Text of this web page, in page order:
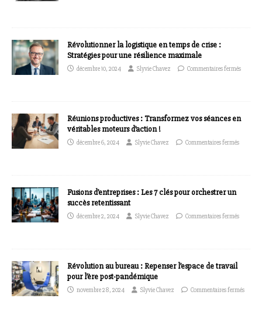
Révolutionner la logistique en temps de crise :
Stratégies pour une résilience maximale
décembre 10, 2024 Slyvie Chavez Commentaires fermés
Réunions productives : Transformez vos séances en
véritables moteurs d’action !
décembre 6, 2024 Slyvie Chavez Commentaires fermés
Fusions d’entreprises : Les 7 clés pour orchestrer un
succès retentissant
décembre 2, 2024 Slyvie Chavez Commentaires fermés
Révolution au bureau : Repenser l’espace de travail
pour l’ère post-pandémique
novembre 28, 2024 Slyvie Chavez Commentaires fermés